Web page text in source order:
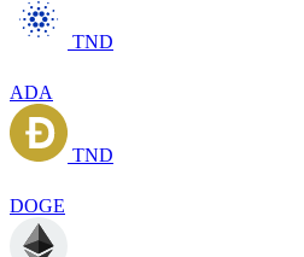
TND
ADA
TND
DOGE